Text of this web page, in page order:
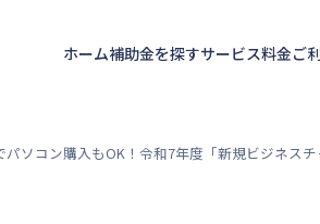
ホーム補助金を探すサービス料金ご
ソコン購入もOK！令和7年度「新規ビジネス